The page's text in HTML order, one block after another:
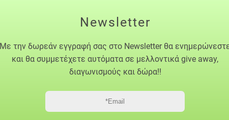
Newsletter
Με την δωρεάν εγγραφή σας στο Newsletter θα
και θα συμμετέχετε αυτόματα σε μελλοντικά give away,
διαγωνισμούς και δώρα!!